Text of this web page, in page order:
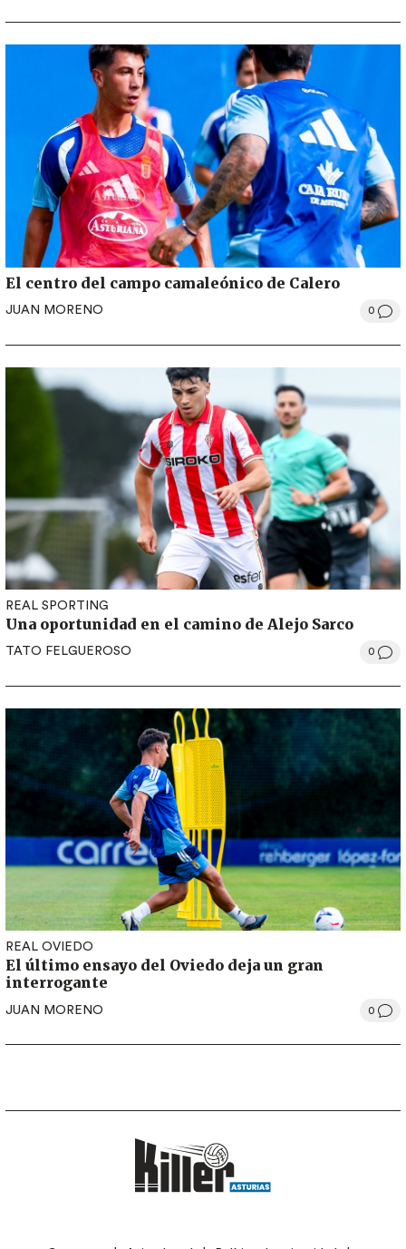
El centro del campo camaleónico de Calero
JUAN MORENO 0
REAL SPORTING
Una oportunidad en el camino de Alejo Sarco
TATO FELGUEROSO 0
REAL OVIEDO
El último ensayo del Oviedo deja un gran
interrogante
JUAN MORENO 0
LEGAL